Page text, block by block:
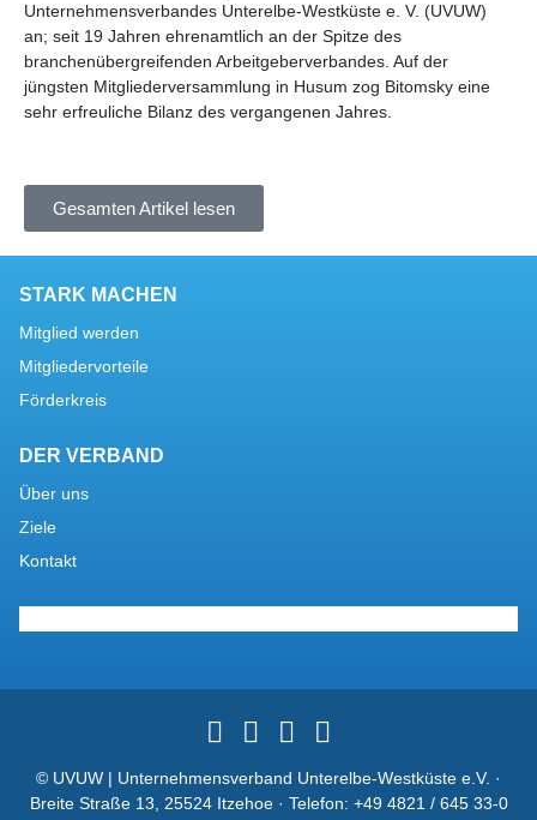
Unternehmensverbandes Unterelbe-Westküste e. V. (UVUW)
an; seit 19 Jahren ehrenamtlich an der Spitze des
branchenübergreifenden Arbeitgeberverbandes. Auf der
jüngsten Mitgliederversammlung in Husum zog Bitomsky eine
sehr erfreuliche Bilanz des vergangenen Jahres.
Gesamten Artikel lesen
STARK MACHEN
Mitglied werden
Mitgliedervorteile
Förderkreis
DER VERBAND
Über uns
Ziele
Kontakt
© UVUW | Unternehmensverband Unterelbe-Westküste e.V. ·
Breite Straße 13, 25524 Itzehoe · Telefon: +49 4821 / 645 33-0